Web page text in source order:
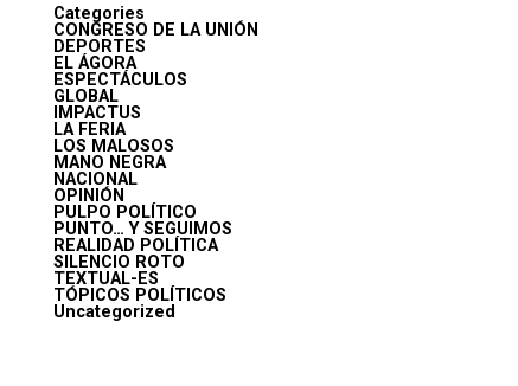
Categories
CONGRESO DE LA UNIÓN
DEPORTES
EL ÁGORA
ESPECTÁCULOS
GLOBAL
IMPACTUS
LA FERIA
LOS MALOSOS
MANO NEGRA
NACIONAL
OPINIÓN
PULPO POLÍTICO
PUNTO… Y SEGUIMOS
REALIDAD POLÍTICA
SILENCIO ROTO
TEXTUAL-ES
TÓPICOS POLÍTICOS
Uncategorized